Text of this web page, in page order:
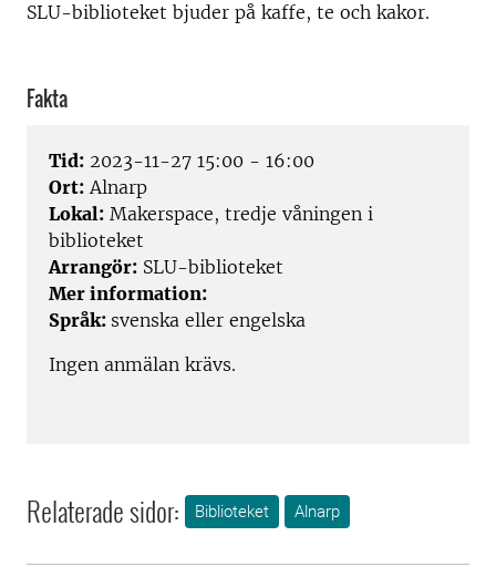
SLU-biblioteket bjuder på kaffe, te och kakor.
Fakta
Tid: 2023-11-27 15:00 - 16:00
Ort: Alnarp
Lokal: Makerspace, tredje våningen i
biblioteket
Arrangör: SLU-biblioteket
Mer information:
Språk: svenska eller engelska
Ingen anmälan krävs.
Relaterade sidor: Biblioteket Alnarp